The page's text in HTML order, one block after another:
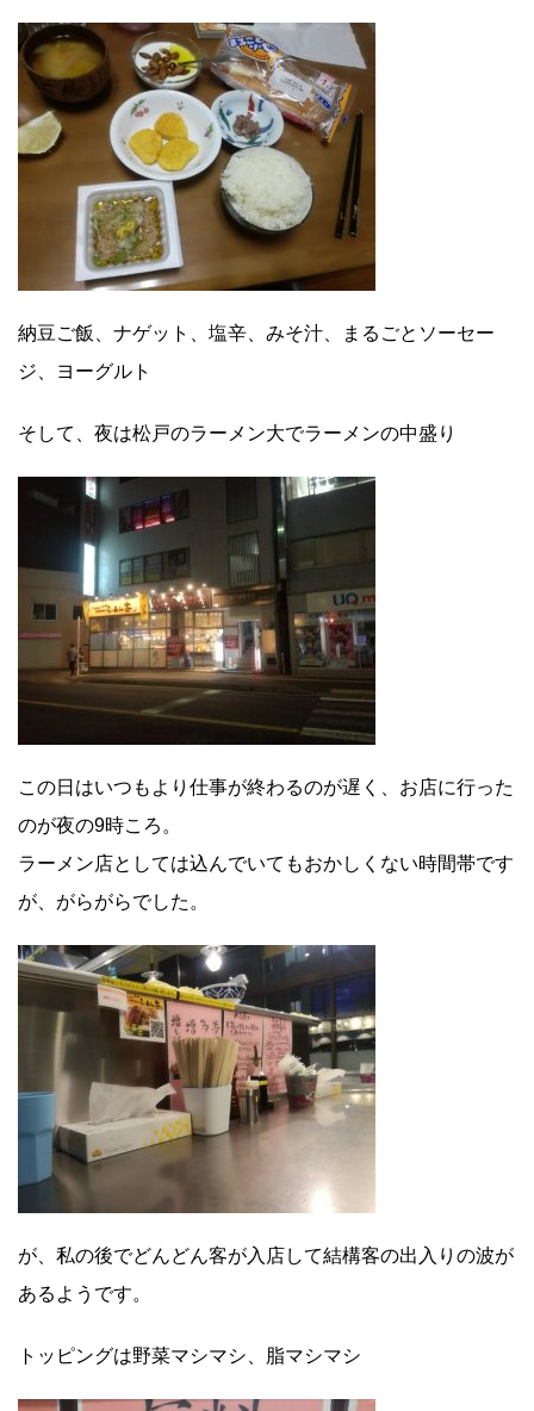
納豆ご飯、ナゲット、塩辛、みそ汁、まるごとソーセー
ジ、ヨーグルト
そして、夜は松戸のラーメン大でラーメンの中盛り
この日はいつもより仕事が終わるのが遅く、お店に行った
のが夜の9時ころ。
ラーメン店としては込んでいてもおかしくない時間帯です
が、がらがらでした。
が、私の後でどんどん客が入店して結構客の出入りの波が
あるようです。
トッピングは野菜マシマシ、脂マシマシ